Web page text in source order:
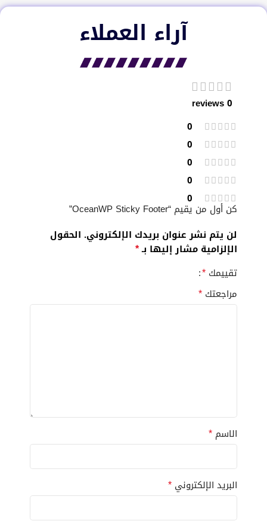
آراء العملاء​
0 reviews
0
0
0
0
0
كن أول من يقيم “OceanWP Sticky Footer”
لن يتم نشر عنوان بريدك الإلكتروني. الحقول
الإلزامية مشار إليها بـ*
تقييمك *
مراجعتك *
الاسم *
البريد الإلكتروني *